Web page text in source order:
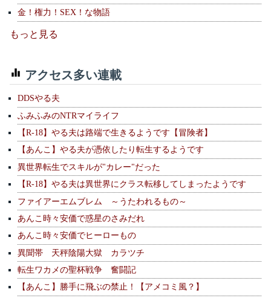
金！権力！SEX！な物語
もっと見る
アクセス多い連載
DDSやる夫
ふみふみのNTRマイライフ
【R-18】やる夫は路端で生きるようです【冒険者】
【あんこ】やる夫が憑依したり転生するようです
異世界転生でスキルが"カレー"だった
【R-18】やる夫は異世界にクラス転移してしまったようです
ファイアーエムブレム ～うたわれるもの～
あんこ時々安価で惑星のさみだれ
あんこ時々安価でヒーローもの
異聞帯 天秤陰陽大獄 カラツチ
転生ワカメの聖杯戦争 奮闘記
【あんこ】勝手に飛ぶの禁止！【アメコミ風？】